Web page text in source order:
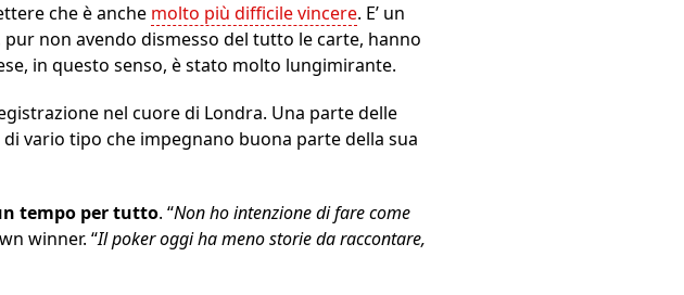
che è anche molto più difficile vincere. E’ un
pur non avendo dismesso del tutto le carte, hanno
in questo senso, è stato molto lungimirante.
nel cuore di Londra. Una parte delle
vario tipo che impegnano buona parte della sua
tempo per tutto. “Non ho intenzione di fare come
winner. “Il poker oggi ha meno storie da raccontare,